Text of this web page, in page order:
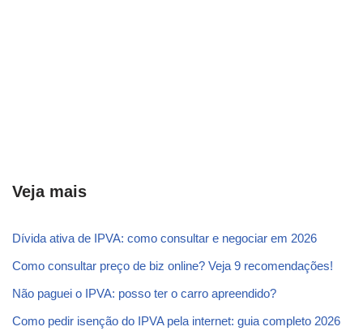
Veja mais
Dívida ativa de IPVA: como consultar e negociar em 2026
Como consultar preço de biz online? Veja 9 recomendações!
Não paguei o IPVA: posso ter o carro apreendido?
Como pedir isenção do IPVA pela internet: guia completo 2026